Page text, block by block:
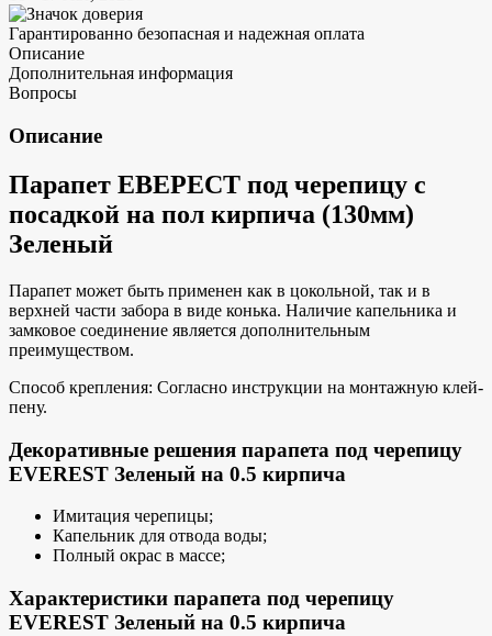
Гарантированно безопасная и надежная оплата
Описание
Дополнительная информация
Вопросы
Описание
Парапет ЕВЕРЕСТ под черепицу с
посадкой на пол кирпича (130мм)
Зеленый
Парапет может быть применен как в цокольной, так и в
верхней части забора в виде конька. Наличие капельника и
замковое соединение является дополнительным
преимуществом.
Способ крепления: Согласно инструкции на монтажную клей-
пену.
Декоративные решения парапета под черепицу
EVEREST Зеленый на 0.5 кирпича
Имитация черепицы;
Капельник для отвода воды;
Полный окрас в массе;
Характеристики парапета под черепицу
EVEREST Зеленый на 0.5 кирпича